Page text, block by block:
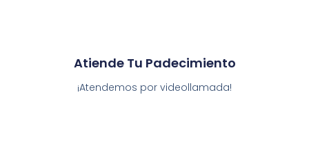
Atiende Tu Padecimiento
¡Atendemos por videollamada!